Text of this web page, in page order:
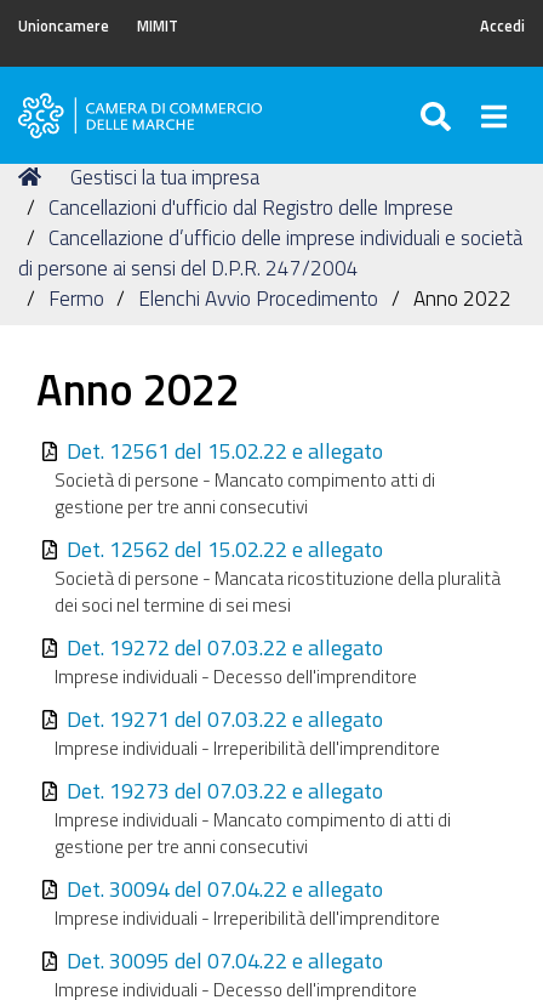
Unioncamere MIMIT Accedi
Camera
Commercio
delle
Marche
Tu
sei
qui:
Home
Gestisci la tua impresa
Cancellazioni d'ufficio dal Registro delle Imprese
Cancellazione d’ufficio delle imprese individuali e società
di persone ai sensi del D.P.R. 247/2004
Fermo
Elenchi Avvio Procedimento Anno 2022
Anno 2022
Det. 12561 del 15.02.22 e allegato
Società di persone - Mancato compimento atti di
gestione per tre anni consecutivi
Det. 12562 del 15.02.22 e allegato
Società di persone - Mancata ricostituzione della pluralità
dei soci nel termine di sei mesi
Det. 19272 del 07.03.22 e allegato
Imprese individuali - Decesso dell'imprenditore
Det. 19271 del 07.03.22 e allegato
Imprese individuali - Irreperibilità dell'imprenditore
Det. 19273 del 07.03.22 e allegato
Imprese individuali - Mancato compimento di atti di
gestione per tre anni consecutivi
Det. 30094 del 07.04.22 e allegato
Imprese individuali - Irreperibilità dell'imprenditore
Det. 30095 del 07.04.22 e allegato
Imprese individuali - Decesso dell'imprenditore